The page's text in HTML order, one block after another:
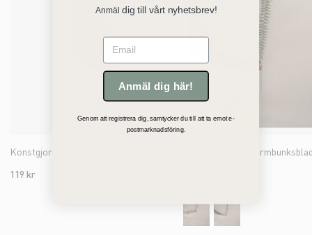
Konstgjord grön Palmblad 115cm
119 kr
Anmäl dig till vårt nyhetsbrev!
Email
Anmäl dig här!
Genom att registrera dig, samtycker du till att ta emot e-
postmarknadsföring.